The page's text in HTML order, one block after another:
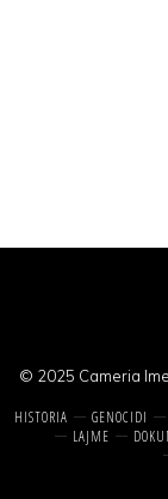
© 2025 Cameria
HISTORIA GENOCIDI
LAJME